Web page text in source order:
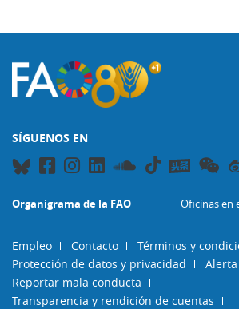
SÍGUENOS EN
Organigrama de la FAO Oficinas en
Empleo Contacto
Términos y
Protección de datos y privacidad
Reportar mala conducta
Transparencia y rendición de cuentas